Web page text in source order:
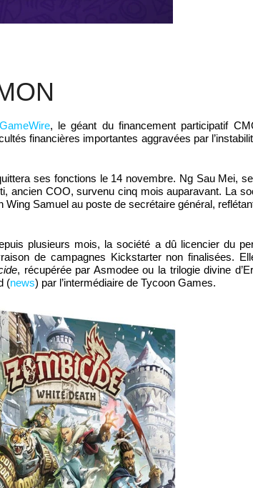
, le géant du financement participatif
financières importantes aggravées par
ses fonctions le 14 novembre. Ng Sau Mei,
ancien COO, survenu cinq mois auparavant. La
Samuel au poste de secrétaire général,
plusieurs mois, la société a dû licencier du
de campagnes Kickstarter non finalisées.
, récupérée par Asmodee ou la trilogie divine
(news) par l’intermédiaire de Tycoon Games.